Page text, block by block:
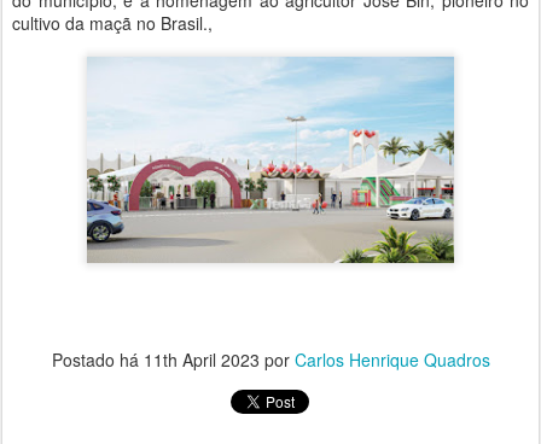
cultivo da maçã no Brasil.,
Postado há 11th April 2023 por Carlos Henrique Quadros